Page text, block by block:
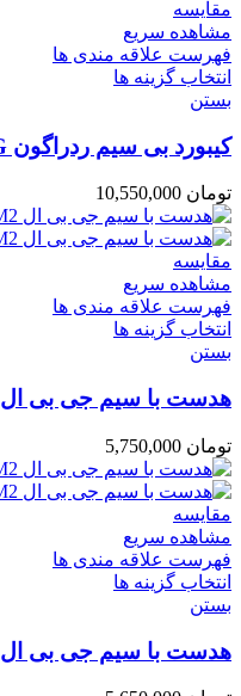
مقایسه
مشاهده سریع
فهرست علاقه مندی ها
انتخاب گزینه ها
بستن
کیبورد بی سیم ردراگون EISA Max K686 WBG
تومان
مقایسه
مشاهده سریع
فهرست علاقه مندی ها
انتخاب گزینه ها
بستن
هدست با سیم جی بی ال Quantum 100 M2 سفید
تومان
مقایسه
مشاهده سریع
فهرست علاقه مندی ها
انتخاب گزینه ها
بستن
هدست با سیم جی بی ال Quantum 100 M2